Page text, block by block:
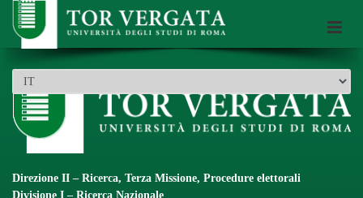
Scuola di Dottorato dell’Università di Roma Tor Vergata
Direzione II – Ricerca, Terza Missione, Procedure elettorali
Divisione I – Ricerca Nazionale